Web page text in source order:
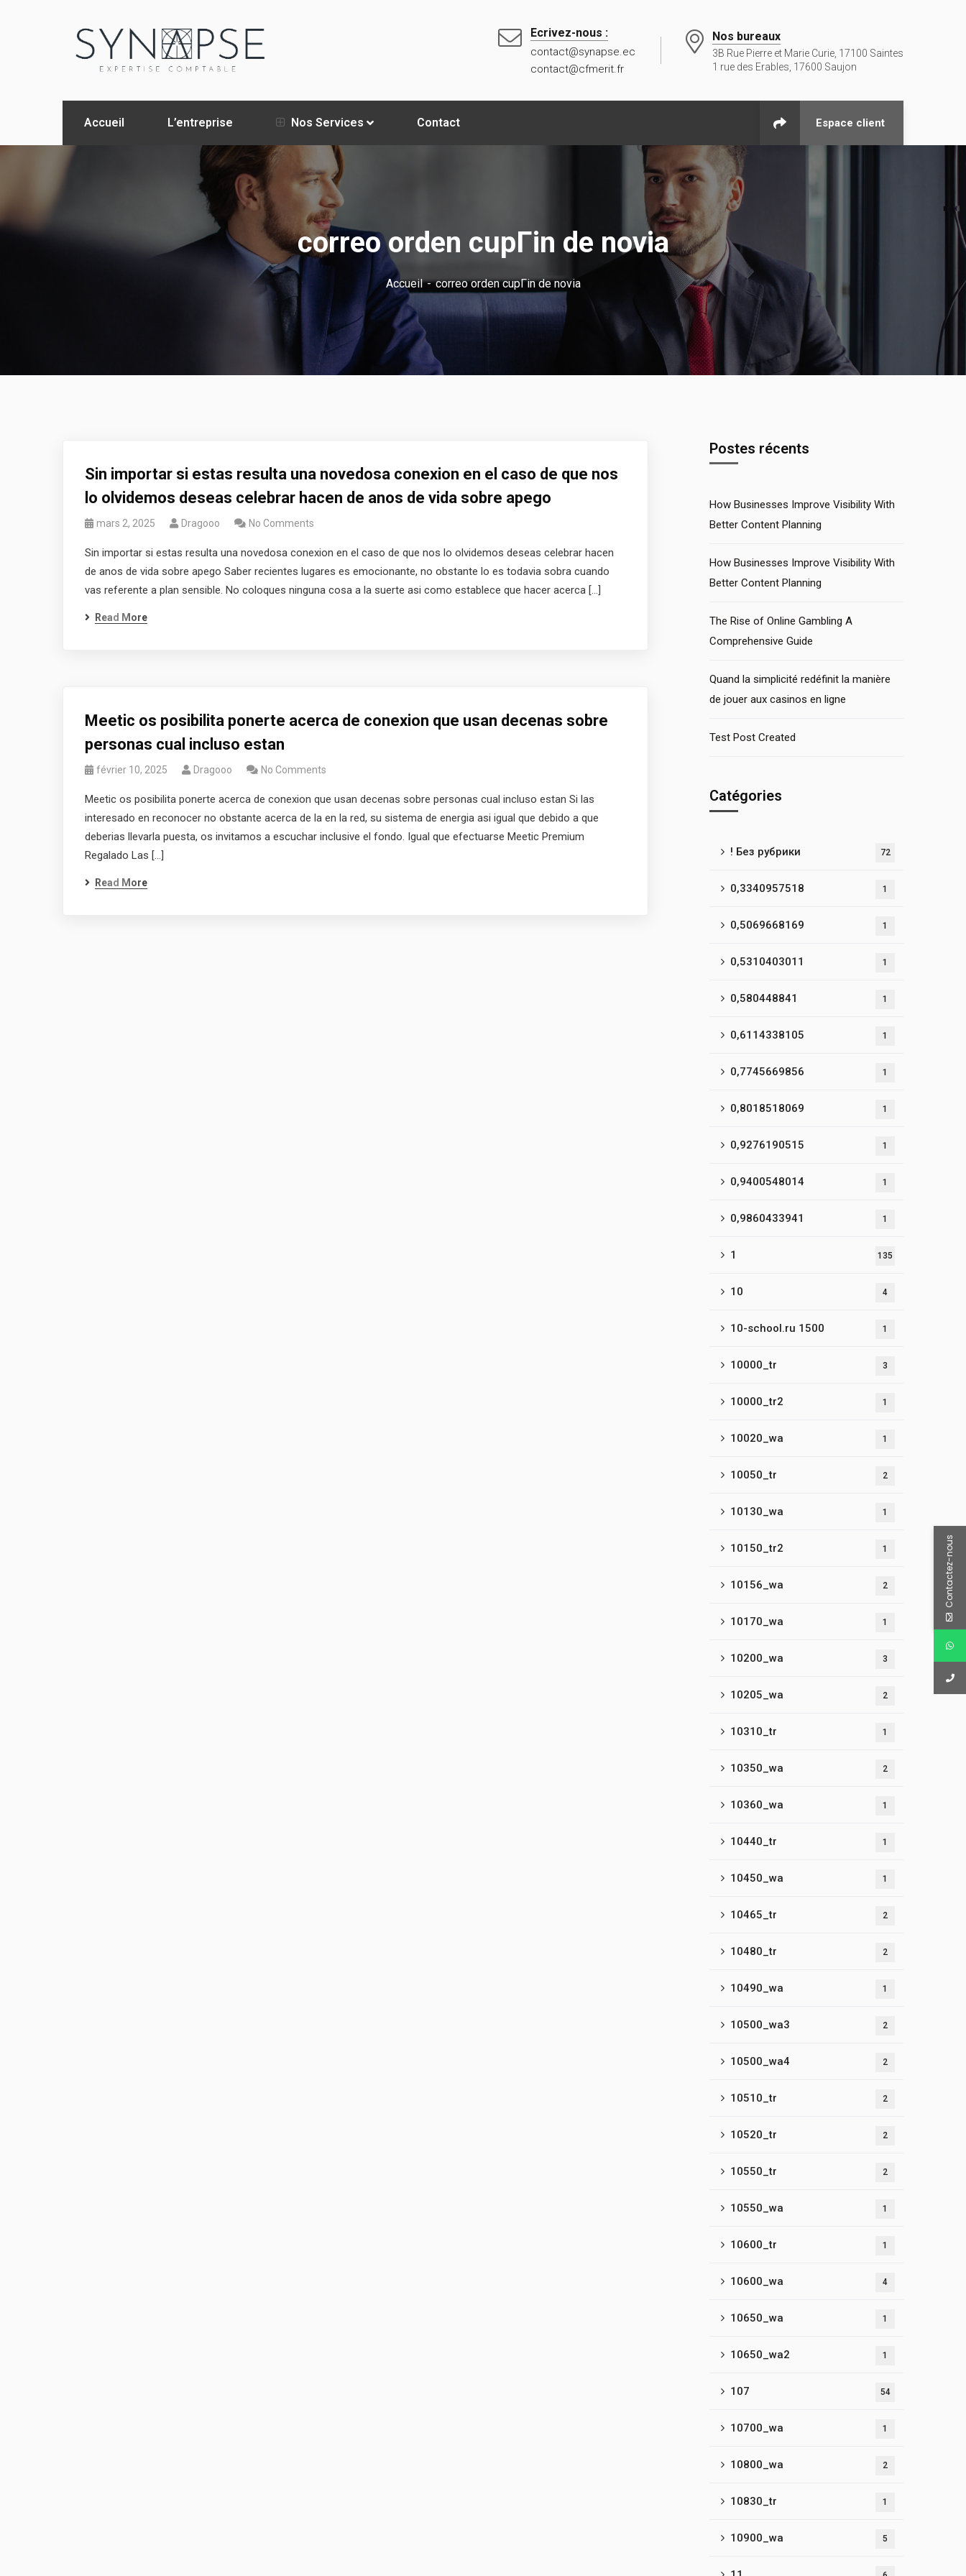
Ecrivez-nous :
contact@synapse.ec
contact@cfmerit.fr
Nos bureaux
3B Rue Pierre et Marie Curie, 17100 Saintes
1 rue des Erables, 17600 Saujon
Accueil L’entreprise Nos Services Contact Espace client
correo orden cupГіn de novia
Accueil correo orden cupГіn de novia
Sin importar si estas resulta una novedosa conexion en el caso de que nos
lo olvidemos deseas celebrar hacen de anos de vida sobre apego
mars 2, 2025 Dragooo No Comments
Sin importar si estas resulta una novedosa conexion en el caso de que nos lo olvidemos deseas celebrar hacen
de anos de vida sobre apego Saber recientes lugares es emocionante, no obstante lo es todavia sobra cuando
vas referente a plan sensible. No coloques ninguna cosa a la suerte asi como establece que hacer acerca […]
Read More
Meetic os posibilita ponerte acerca de conexion que usan decenas sobre
personas cual incluso estan
février 10, 2025 Dragooo No Comments
Meetic os posibilita ponerte acerca de conexion que usan decenas sobre personas cual incluso estan Si las
interesado en reconocer no obstante acerca de la en la red, su sistema de energia asi igual que debido a que
deberias llevarla puesta, os invitamos a escuchar inclusive el fondo. Igual que efectuarse Meetic Premium
Regalado Las […]
Read More
Postes récents
How Businesses Improve Visibility With
Better Content Planning
How Businesses Improve Visibility With
Better Content Planning
The Rise of Online Gambling A
Comprehensive Guide
Quand la simplicité redéfinit la manière
de jouer aux casinos en ligne
Test Post Created
Catégories
! Без рубрики 72
0,3340957518 1
0,5069668169 1
0,5310403011 1
0,580448841 1
0,6114338105 1
0,7745669856 1
0,8018518069 1
0,9276190515 1
0,9400548014 1
0,9860433941 1
1 135
10 4
10-school.ru 1500 1
10000_tr 3
10000_tr2 1
10020_wa 1
10050_tr 2
10130_wa 1
10150_tr2 1
10156_wa 2
10170_wa 1
10200_wa 3
10205_wa 2
10310_tr 1
10350_wa 2
10360_wa 1
10440_tr 1
10450_wa 1
10465_tr 2
10480_tr 2
10490_wa 1
10500_wa3 2
10500_wa4 2
10510_tr 2
10520_tr 2
10550_tr 2
10550_wa 1
10600_tr 1
10600_wa 4
10650_wa 1
10650_wa2 1
107 54
10700_wa 1
10800_wa 2
10830_tr 1
10900_wa 5
Contactez-nous